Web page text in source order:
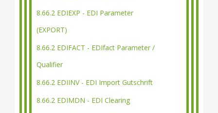
8.66.2 EDIEXP - EDI Parameter
(EXPORT)
8.66.2 EDIFACT - EDIfact Parameter /
Qualifier
8.66.2 EDIINV - EDI Import Gutschrift
8.66.2 EDIMDN - EDI Clearing